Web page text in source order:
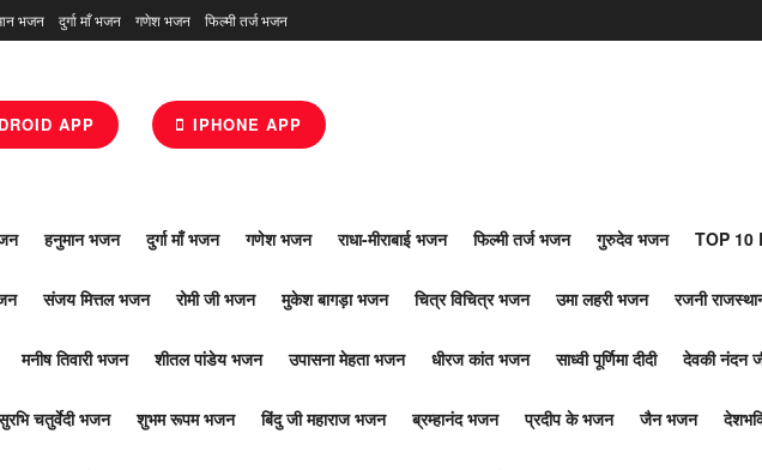
भजन दुर्गा माँ भजन गणेश भजन फिल्मी तर्ज भजन
APP IPHONE APP
हनुमान भजन दुर्गा माँ भजन गणेश भजन राधा-मीराबाई भजन फिल्मी तर्ज भजन गुरुदेव भजन TOP 10
संजय मित्तल भजन रोमी जी भजन मुकेश बागड़ा भजन चित्र विचित्र भजन उमा लहरी भजन रजनी
मनीष तिवारी भजन शीतल पांडेय भजन उपासना मेहता भजन धीरज कांत भजन साध्वी पूर्णिमा दीदी देवकी नंदन
चतुर्वेदी भजन शुभम रूपम भजन बिंदु जी महाराज भजन ब्रम्हानंद भजन प्रदीप के भजन जैन भजन